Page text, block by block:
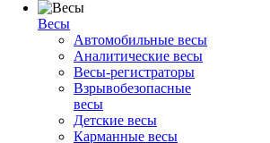
Весы
Автомобильные весы
Аналитические весы
Весы-регистраторы
Взрывобезопасные
весы
Детские весы
Карманные весы